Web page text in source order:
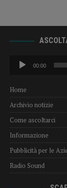
Audio
Player
00:00
Home
Archivio notizie
Come ascoltarci
Informazione
Pubblicità per le
Radio Sound